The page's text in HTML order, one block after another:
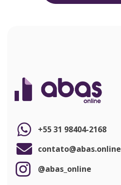
+55 31 98404-2168
contato@abas.online
@abas_online